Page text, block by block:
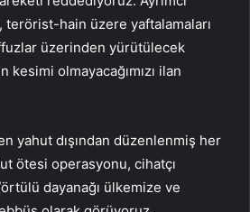
terörist-hain üzere yaftalamaları
üzerinden yürütülecek
kesimi olmayacağımızı ilan
yahut dışından düzenlenmiş her
ötesi operasyonu, cihatçı
dayanağı ülkemize ve